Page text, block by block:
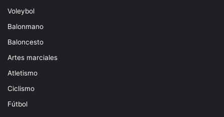
Voleybol
Balonmano
Baloncesto
Artes marciales
Atletismo
Ciclismo
Fútbol